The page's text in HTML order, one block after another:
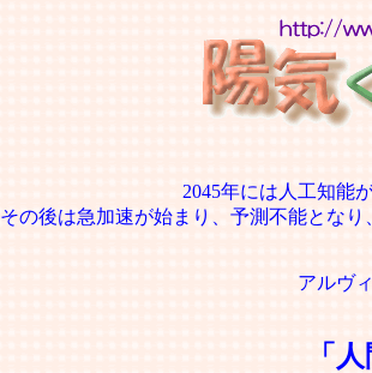
2045年には人工知能
その後は急加速が始まり、予測不能とな
アルヴ
「